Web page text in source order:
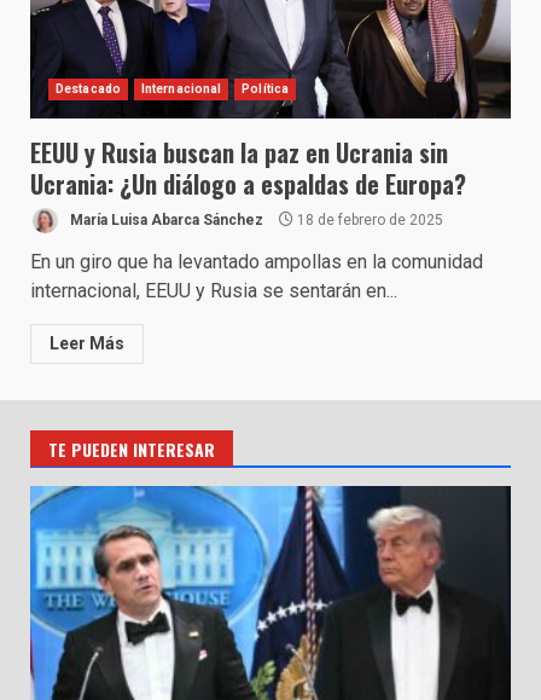
Destacado Internacional Política
EEUU y Rusia buscan la paz en Ucrania sin
Ucrania: ¿Un diálogo a espaldas de Europa?
María Luisa Abarca Sánchez 18 de febrero de 2025
En un giro que ha levantado ampollas en la comunidad
internacional, EEUU y Rusia se sentarán en...
Leer Más
TE PUEDEN INTERESAR